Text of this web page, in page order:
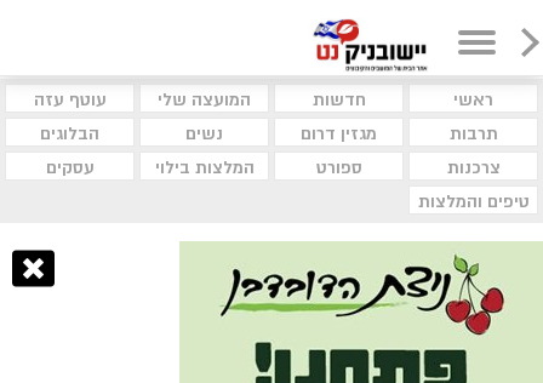
ראשי חדשות המועצה שלי
עוטף עזה
תרבות
מגזין דרום נשים
הבלוגים
צרכנות
ספורט המלצות בילוי
עסקים
טיפים והמלצות